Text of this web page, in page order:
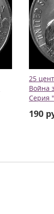
25
Война
Серия
190